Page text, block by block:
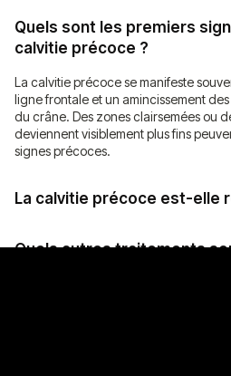
Quels sont les premiers
calvitie précoce ?
La calvitie précoce se manifeste
ligne frontale et un amincissement
du crâne. Des zones clairsemées ou
deviennent visiblement plus fins
signes précoces.
La calvitie précoce est-elle
Quels autres traitements